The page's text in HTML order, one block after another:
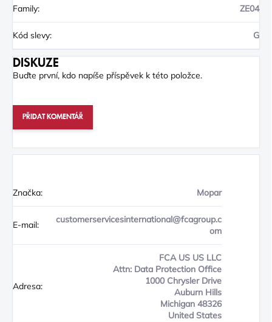
Family: ZE04
Kód slevy: G
DISKUZE
Buďte první, kdo napíše příspěvek k této položce.
PŘIDAT KOMENTÁŘ
Značka: Mopar
E-mail:
customerservicesinternational@fcagroup.c
om
Adresa:
FCA US US LLC
Attn: Data Protection Office
1000 Chrysler Drive
Auburn Hills
Michigan 48326
United States